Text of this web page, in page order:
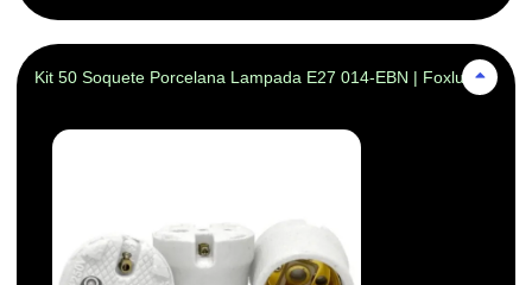
Kit 50 Soquete Porcelana Lampada E27 014-EBN | Foxlux